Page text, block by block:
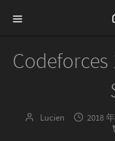
博
Lucien
发
2018